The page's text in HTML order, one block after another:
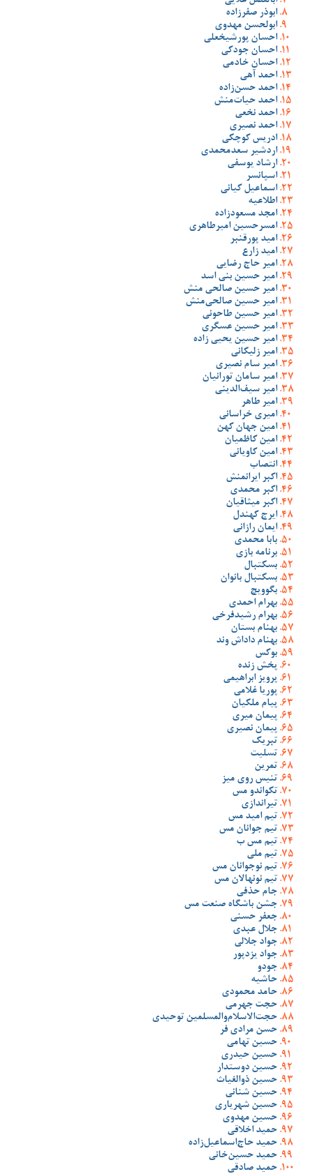
ابوذر صفرزاده
ابولحسن مهدوی
احسان پورشیخعلی
احسان جودکی
احسان خادمی
احمد آهی
احمد حسن‌زاده
احمد حیات‌منش
احمد نخعی
احمد نصیری
ادریس کوچکی
اردشیر سعدمحمدی
ارشاد یوسفی
اسپانسر
اسماعیل کیانی
اطلاعیه
امجد مسعودزاده
امسرحسین امیرطاهری
امید پورقنبر
امید زارع
امیر حاج رضایی
امیر حسین بنی اسد
امیر حسین صالحی منش
امیر حسین صالحی‌منش
امیر حسین طاحونی
امیر حسین عسگری
امیر حسین یحیی زاده
امیر زلیکانی
امیر سام نصیری
امیر سامان تورانیان
امیر سیف‌الدینی
امیر طاهر
امیری خراسانی
امین جهان کهن
امین کاظمیان
امین کاویانی
انتصاب
اکبر ایرانمنش
اکبر محمدی
اکبر میثاقیان
ایرج کهندل
ایمان رازانی
بابا محمدی
برنامه بازی
بسکتبال
بسکتبال بانوان
بگوویچ
بهرام احمدی
بهرام رشیدفرخی
بهنام بستان
بهنام داداش وند
بوکس
پخش زنده
پرویز ابراهیمی
پوریا غلامی
پیام ملکیان
پیمان میری
پیمان نصیری
تبریک
تسلیت
تمرین
تنیس روی میز
تکواندو مس
تیراندازی
تیم امید مس
تیم جوانان مس
تیم مس ب
تیم ملی
تیم نوجوانان مس
تیم نونهالان مس
جام حذفی
جشن باشگاه صنعت مس
جعفر حسنی
جلال عبدی
جواد جلالی
جواد یزدپور
جودو
حاشیه
حامد محمودی
حجت جهرمی
حجت‌الاسلام‌والمسلمین توحیدی
حسن مرادی فر
حسین تهامی
حسین حیدری
حسین دوستدار
حسین ذوالغیاث
حسین شنانی
حسین شهریاری
حسین مهدوی
حمید اخلاقی
حمید حاج‌اسماعیل‌زاده
حمید حسین‌خانی
حمید صادقی